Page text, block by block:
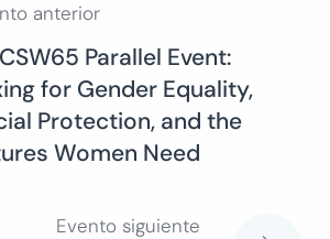
anterior
Parallel Event:
for Gender Equality,
Protection, and the
Women Need
Evento siguiente